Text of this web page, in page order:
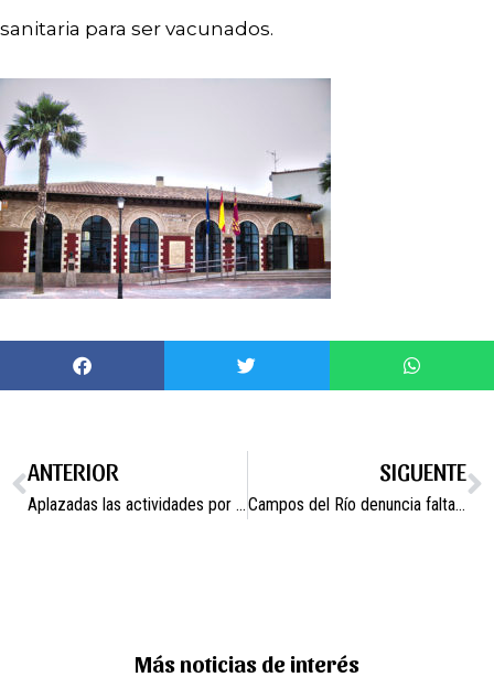
sanitaria para ser vacunados.
ANTERIOR
Aplazadas las actividades por el Día del Libro
SIGUENTE
Campos del Río denuncia falta de previsión, aglomeraciones y desatención a los vecinos que han tenido que trasladarse hoy hasta Mula para recibir la vacuna
Más noticias de interés